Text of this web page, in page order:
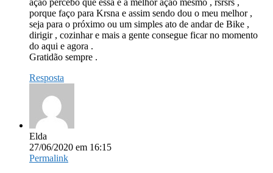
ação percebo que essa é a melhor ação mesmo , rsrsrs ,
porque faço para Krsna e assim sendo dou o meu melhor ,
seja para o próximo ou um simples ato de andar de Bike ,
dirigir , cozinhar e mais a gente consegue ficar no momento
do aqui e agora .
Gratidão sempre .
Resposta
Elda
27/06/2020 em 16:15
Permalink